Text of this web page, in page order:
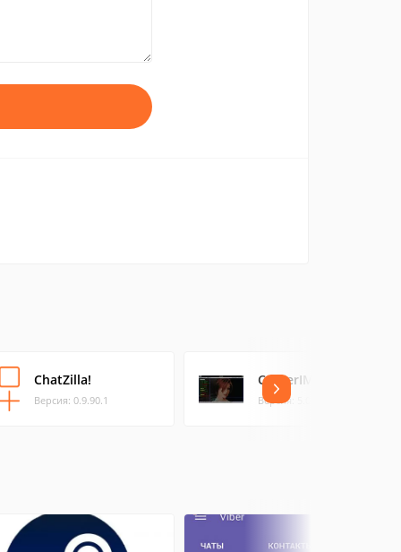
ChatZilla!
Версия: 0.9.90.1
CenterIM
Версия: 5.0.0 be (0.66 МБ)